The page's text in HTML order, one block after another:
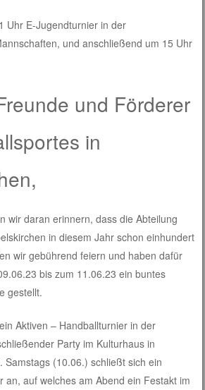
Uhr E-Jugendturnier in der
und anschließend um 15 Uhr
und Förderer
in
wir daran erinnern, dass die Abteilung
in diesem Jahr schon einhundert
wir gebührend feiern und haben dafür
bis zum 11.06.23 ein buntes
gestellt.
Aktiven – Handballturnier in der
Party im Kulturhaus in
Samstags (10.06.) schließt sich ein
an, auf welches am Abend ein Festakt im